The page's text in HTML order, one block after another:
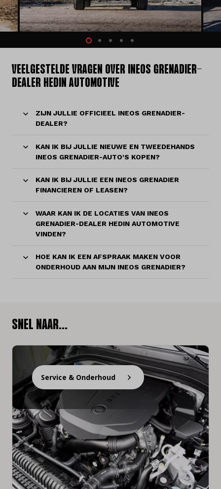
VEELGESTELDE VRAGEN OVER INEOS GRENADIER-
DEALER HEDIN AUTOMOTIVE
ZIJN JULLIE OFFICIEEL INEOS GRENADIER-
DEALER?
KAN IK BIJ JULLIE NIEUWE EN TWEEDEHANDS
INEOS GRENADIER-AUTO'S KOPEN?
KAN IK BIJ JULLIE EEN INEOS GRENADIER
FINANCIEREN OF LEASEN?
WAAR KAN IK DE LOCATIES VAN INEOS
GRENADIER-DEALER HEDIN AUTOMOTIVE
VINDEN?
HOE KAN IK EEN AFSPRAAK MAKEN VOOR
ONDERHOUD AAN MIJN INEOS GRENADIER?
SNEL NAAR...
Service & Onderhoud